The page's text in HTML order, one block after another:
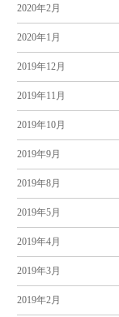
2020年2月
2020年1月
2019年12月
2019年11月
2019年10月
2019年9月
2019年8月
2019年5月
2019年4月
2019年3月
2019年2月